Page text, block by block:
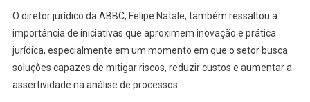
O diretor jurídico da ABBC, Felipe Natale, também ressaltou a
importância de iniciativas que aproximem inovação e prática
jurídica, especialmente em um momento em que o setor busca
soluções capazes de mitigar riscos, reduzir custos e aumentar a
assertividade na análise de processos.